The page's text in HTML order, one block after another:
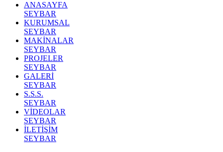
ANASAYFA
SEYBAR
KURUMSAL
SEYBAR
MAKİNALAR
SEYBAR
PROJELER
SEYBAR
GALERİ
SEYBAR
S.S.S.
SEYBAR
VİDEOLAR
SEYBAR
İLETİŞİM
SEYBAR